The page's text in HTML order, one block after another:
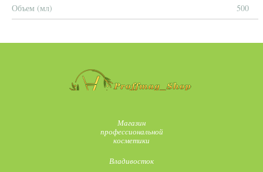
Объем (мл)
500
Магазин
профессиональной
косметики
Владивосток